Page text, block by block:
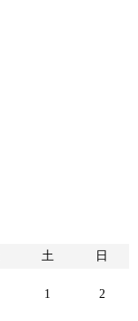
土 日
1 2